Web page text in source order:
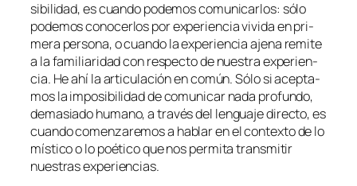
si­bi­li­dad, es cuan­do po­de­mos co­mu­ni­car­los: só­lo
po­de­mos co­no­cer­los por ex­pe­rien­cia vi­vi­da en pri­
me­ra per­so­na, o cuan­do la ex­pe­rien­cia aje­na re­mi­te
a la fa­mi­lia­ri­dad con res­pec­to de nues­tra ex­pe­rien­
cia. He ahí la ar­ti­cu­la­ción en co­mún. Sólo si acep­ta­
mos la im­po­si­bi­li­dad de co­mu­ni­car na­da pro­fun­do,
de­ma­sia­do hu­mano, a tra­vés del len­gua­je di­rec­to, es
cuan­do co­men­za­re­mos a ha­blar en el con­tex­to de lo
mís­ti­co o lo poé­ti­co que nos per­mi­ta trans­mi­tir
nues­tras experiencias.